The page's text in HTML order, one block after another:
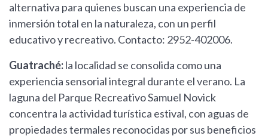
alternativa para quienes buscan una experiencia de
inmersión total en la naturaleza, con un perfil
educativo y recreativo. Contacto: 2952-402006.
Guatraché:la localidad se consolida como una
experiencia sensorial integral durante el verano. La
laguna del Parque Recreativo Samuel Novick
concentra la actividad turística estival, con aguas de
propiedades termales reconocidas por sus beneficios